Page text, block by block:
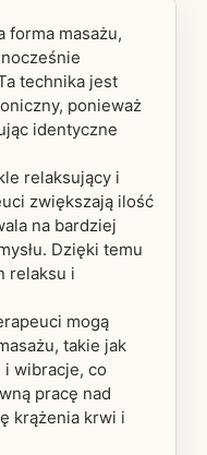
forma masażu,
technika jest
ponieważ
identyczne
relaksujący i
zwiększają ilość
na bardziej
Dzięki temu
relaksu i
mogą
takie jak
i wibracje, co
pracę nad
krążenia krwi i